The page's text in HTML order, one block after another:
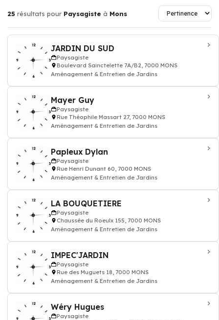
25 résultats pour Paysagiste à Mons
JARDIN DU SUD
Paysagiste
Boulevard Sainctelette 7A/B2, 7000 MONS
Aménagement & Entretien de Jardins
Mayer Guy
Paysagiste
Rue Théophile Massart 27, 7000 MONS
Aménagement & Entretien de Jardins
Papleux Dylan
Paysagiste
Rue Henri Dunant 60, 7000 MONS
Aménagement & Entretien de Jardins
LA BOUQUETIERE
Paysagiste
Chaussée du Roeulx 155, 7000 MONS
Aménagement & Entretien de Jardins
IMPEC'JARDIN
Paysagiste
Rue des Muguets 18, 7000 MONS
Aménagement & Entretien de Jardins
Wéry Hugues
Paysagiste